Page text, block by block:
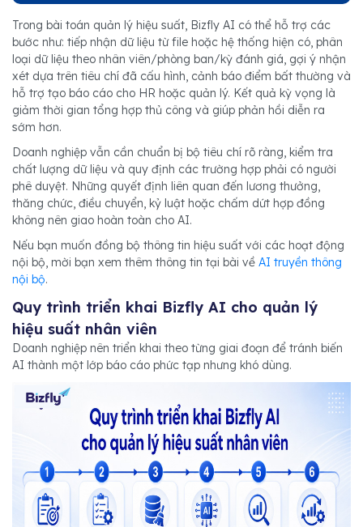
Trong bài toán quản lý hiệu suất, Bizfly AI có thể hỗ trợ các
bước như: tiếp nhận dữ liệu từ file hoặc hệ thống hiện có, phân
loại dữ liệu theo nhân viên/phòng ban/kỳ đánh giá, gợi ý nhận
xét dựa trên tiêu chí đã cấu hình, cảnh báo điểm bất thường và
hỗ trợ tạo báo cáo cho HR hoặc quản lý. Kết quả kỳ vọng là
giảm thời gian tổng hợp thủ công và giúp phản hồi diễn ra
sớm hơn.
Doanh nghiệp vẫn cần chuẩn bị bộ tiêu chí rõ ràng, kiểm tra
chất lượng dữ liệu và quy định các trường hợp phải có người
phê duyệt. Những quyết định liên quan đến lương thưởng,
thăng chức, điều chuyển, kỷ luật hoặc chấm dứt hợp đồng
không nên giao hoàn toàn cho AI.
Nếu bạn muốn đồng bộ thông tin hiệu suất với các hoạt động
nội bộ, mời bạn xem thêm thông tin tại bài về AI truyền thông
nội bộ.
Quy trình triển khai Bizfly AI cho quản lý
hiệu suất nhân viên
Doanh nghiệp nên triển khai theo từng giai đoạn để tránh biến
AI thành một lớp báo cáo phức tạp nhưng khó dùng.